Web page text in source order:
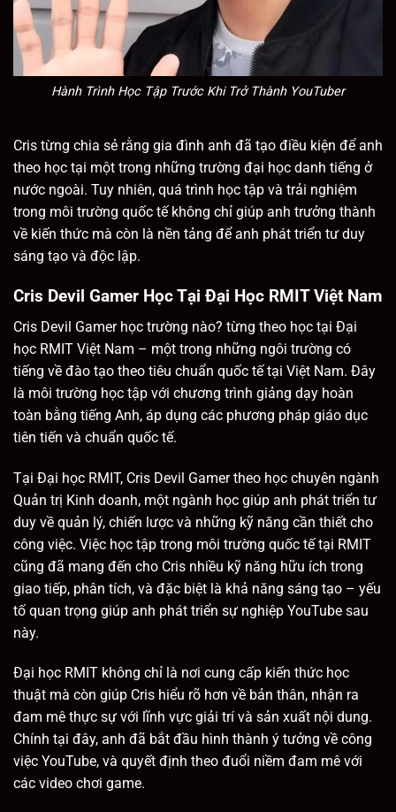
Hành Trình Học Tập Trước Khi Trở Thành YouTuber
Cris từng chia sẻ rằng gia đình anh đã tạo điều kiện để anh
theo học tại một trong những trường đại học danh tiếng ở
nước ngoài. Tuy nhiên, quá trình học tập và trải nghiệm
trong môi trường quốc tế không chỉ giúp anh trưởng thành
về kiến thức mà còn là nền tảng để anh phát triển tư duy
sáng tạo và độc lập.
Cris Devil Gamer Học Tại Đại Học RMIT Việt Nam
Cris Devil Gamer học trường nào? từng theo học tại Đại
học RMIT Việt Nam – một trong những ngôi trường có
tiếng về đào tạo theo tiêu chuẩn quốc tế tại Việt Nam. Đây
là môi trường học tập với chương trình giảng dạy hoàn
toàn bằng tiếng Anh, áp dụng các phương pháp giáo dục
tiên tiến và chuẩn quốc tế.
Tại Đại học RMIT, Cris Devil Gamer theo học chuyên ngành
Quản trị Kinh doanh, một ngành học giúp anh phát triển tư
duy về quản lý, chiến lược và những kỹ năng cần thiết cho
công việc. Việc học tập trong môi trường quốc tế tại RMIT
cũng đã mang đến cho Cris nhiều kỹ năng hữu ích trong
giao tiếp, phân tích, và đặc biệt là khả năng sáng tạo – yếu
tố quan trọng giúp anh phát triển sự nghiệp YouTube sau
này.
Đại học RMIT không chỉ là nơi cung cấp kiến thức học
thuật mà còn giúp Cris hiểu rõ hơn về bản thân, nhận ra
đam mê thực sự với lĩnh vực giải trí và sản xuất nội dung.
Chính tại đây, anh đã bắt đầu hình thành ý tưởng về công
việc YouTube, và quyết định theo đuổi niềm đam mê với
các video chơi game.